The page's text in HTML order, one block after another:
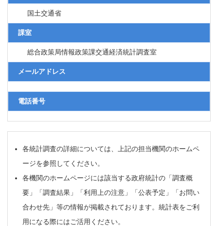
国土交通省
課室
総合政策局情報政策課交通経済統計調査室
メールアドレス
電話番号
各統計調査の詳細については、上記の担当機関のホームペ
ージを参照してください。
各機関のホームページには該当する政府統計の「調査概
要」「調査結果」「利用上の注意」「公表予定」「お問い
合わせ先」等の情報が掲載されております。統計表をご利
用になる際にはご活用ください。